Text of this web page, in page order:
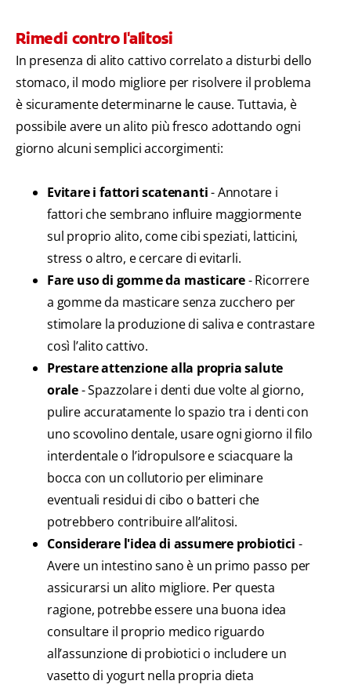
Rimedi contro l'alitosi
In presenza di alito cattivo correlato a disturbi dello
stomaco, il modo migliore per risolvere il problema
è sicuramente determinarne le cause. Tuttavia, è
possibile avere un alito più fresco adottando ogni
giorno alcuni semplici accorgimenti:
Evitare i fattori scatenanti- Annotare i
fattori che sembrano influire maggiormente
sul proprio alito, come cibi speziati, latticini,
stress o altro, e cercare di evitarli.
Fare uso di gomme da masticare- Ricorrere
a gomme da masticare senza zucchero per
stimolare la produzione di saliva e contrastare
così l’alito cattivo.
Prestare attenzione alla propria salute
orale- Spazzolare i denti due volte al giorno,
pulire accuratamente lo spazio tra i denti con
uno scovolino dentale, usare ogni giorno il filo
interdentale o l’idropulsore e sciacquare la
bocca con un collutorio per eliminare
eventuali residui di cibo o batteri che
potrebbero contribuire all’alitosi.
Considerare l'idea di assumere probiotici -
Avere un intestino sano è un primo passo per
assicurarsi un alito migliore. Per questa
ragione, potrebbe essere una buona idea
consultare il proprio medico riguardo
all’assunzione di probiotici o includere un
vasetto di yogurt nella propria dieta